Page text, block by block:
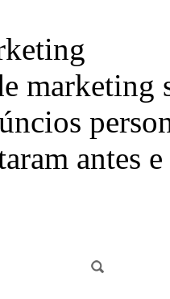
marketing
antes